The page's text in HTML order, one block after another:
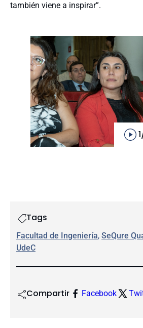
también viene a inspirar”.
Tags
Facultad de Ingeniería, SeQure
UdeC
Compartir Facebook